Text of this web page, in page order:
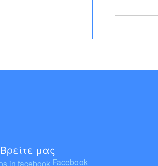
Βρείτε μας
Facebook